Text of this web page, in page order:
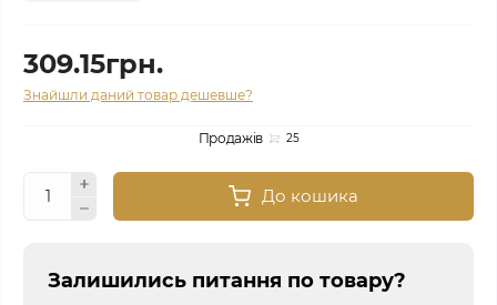
309.15грн.
Знайшли даний товар дешевше?
Продажів 25
До кошика
Залишились питання по товару?